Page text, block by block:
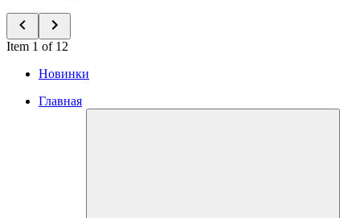
Item 1 of 12
Новинки
Главная